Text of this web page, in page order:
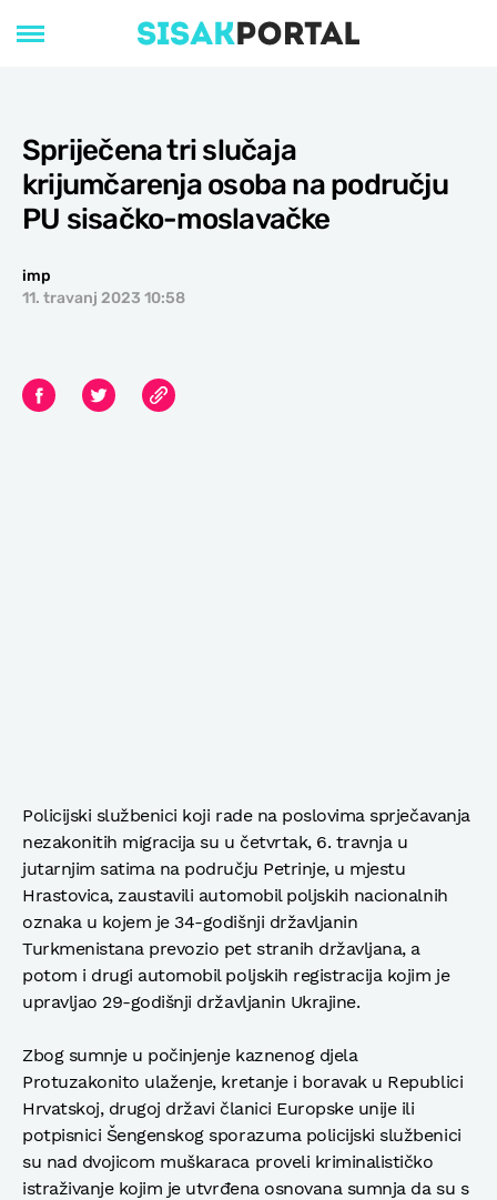
Spriječena tri slučaja
krijumčarenja osoba na području
PU sisačko-moslavačke
imp
11. travanj 2023 10:58
Policijski službenici koji rade na poslovima sprječavanja
nezakonitih migracija su u četvrtak, 6. travnja u
jutarnjim satima na području Petrinje, u mjestu
Hrastovica, zaustavili automobil poljskih nacionalnih
oznaka u kojem je 34-godišnji državljanin
Turkmenistana prevozio pet stranih državljana, a
potom i drugi automobil poljskih registracija kojim je
upravljao 29-godišnji državljanin Ukrajine.
Zbog sumnje u počinjenje kaznenog djela
Protuzakonito ulaženje, kretanje i boravak u Republici
Hrvatskoj, drugoj državi članici Europske unije ili
potpisnici Šengenskog sporazuma policijski službenici
su nad dvojicom muškaraca proveli kriminalističko
istraživanje kojim je utvrđena osnovana sumnja da su s